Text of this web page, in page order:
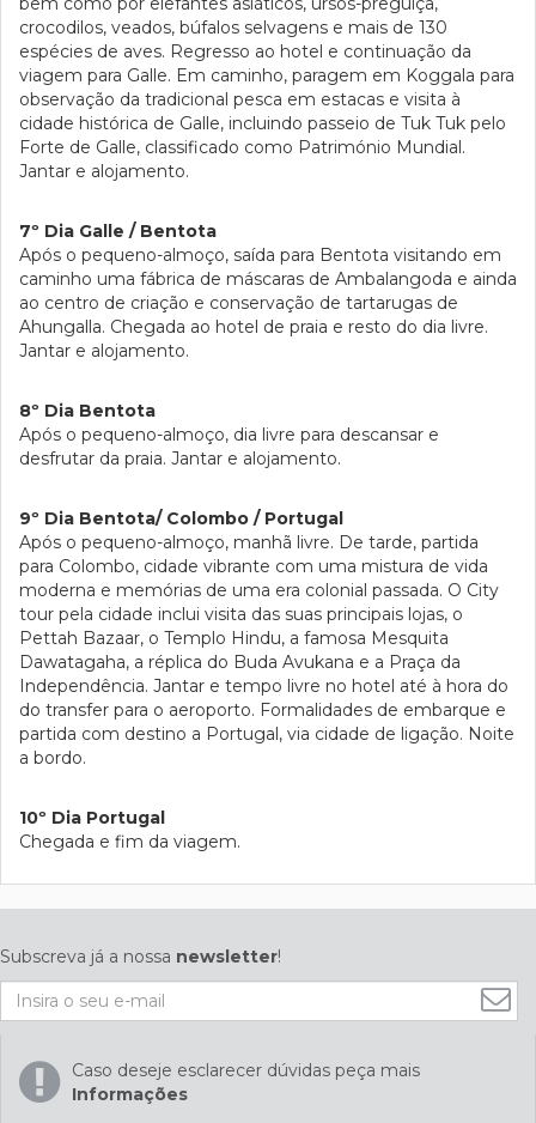
crocodilos, veados, búfalos selvagens e mais de 130
espécies de aves. Regresso ao hotel e continuação da
viagem para Galle. Em caminho, paragem em Koggala para
observação da tradicional pesca em estacas e visita à
cidade histórica de Galle, incluindo passeio de Tuk Tuk pelo
Forte de Galle, classificado como Património Mundial.
Jantar e alojamento.
7º Dia Galle / Bentota
Após o pequeno-almoço, saída para Bentota visitando em
caminho uma fábrica de máscaras de Ambalangoda e ainda
ao centro de criação e conservação de tartarugas de
Ahungalla. Chegada ao hotel de praia e resto do dia livre.
Jantar e alojamento.
8º Dia Bentota
Após o pequeno-almoço, dia livre para descansar e
desfrutar da praia. Jantar e alojamento.
9º Dia Bentota/ Colombo / Portugal
Após o pequeno-almoço, manhã livre. De tarde, partida
para Colombo, cidade vibrante com uma mistura de vida
moderna e memórias de uma era colonial passada. O City
tour pela cidade inclui visita das suas principais lojas, o
Pettah Bazaar, o Templo Hindu, a famosa Mesquita
Dawatagaha, a réplica do Buda Avukana e a Praça da
Independência. Jantar e tempo livre no hotel até à hora do
do transfer para o aeroporto. Formalidades de embarque e
partida com destino a Portugal, via cidade de ligação. Noite
a bordo.
10º Dia Portugal
Chegada e fim da viagem.
Subscreva já a nossa newsletter!
Caso deseje esclarecer dúvidas peça mais
Informações